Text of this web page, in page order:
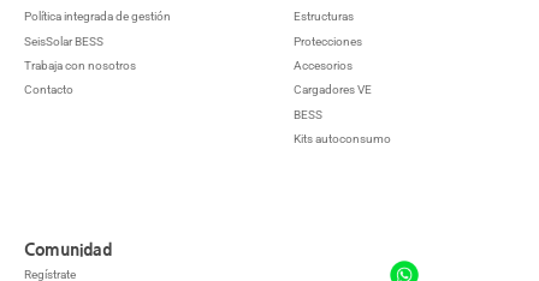
Política integrada de gestión
SeisSolar BESS
Trabaja con nosotros
Contacto
Estructuras
Protecciones
Accesorios
Cargadores VE
BESS
Kits autoconsumo
Comunidad
Regístrate